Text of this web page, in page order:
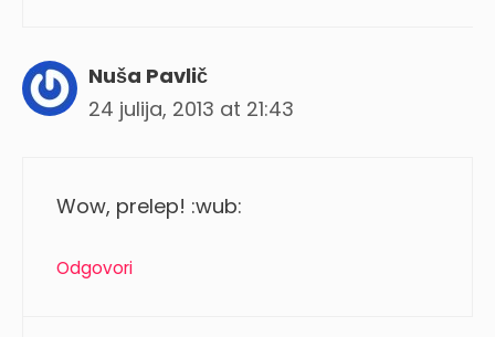
Nuša Pavlič
24 julija, 2013 at 21:43
Wow, prelep! :wub:
Odgovori